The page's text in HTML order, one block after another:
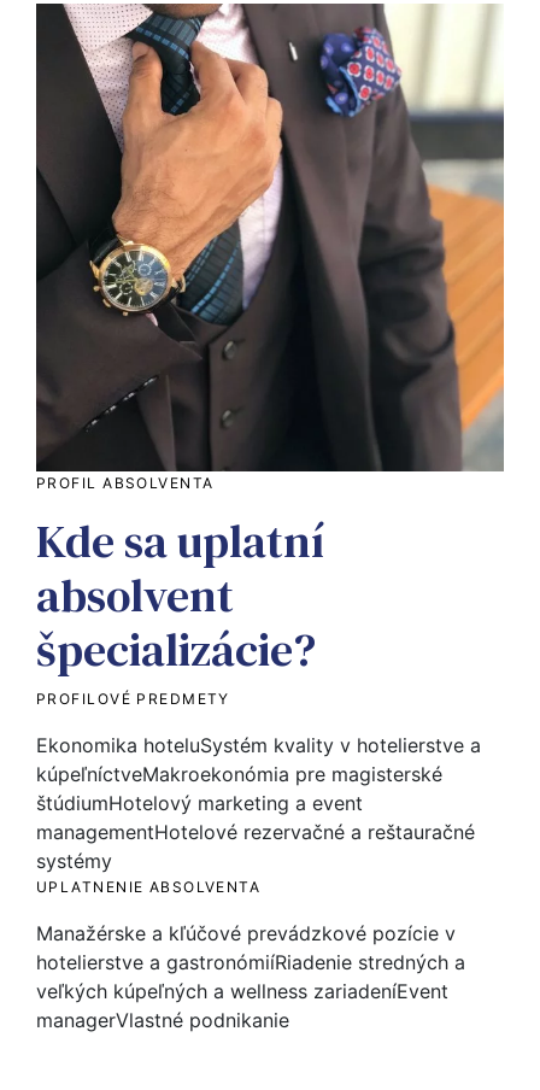
PROFIL ABSOLVENTA
Kde sa uplatní
absolvent
špecializácie?
PROFILOVÉ PREDMETY
Ekonomika hoteluSystém kvality v hotelierstve a
kúpeľníctveMakroekonómia pre magisterské
štúdiumHotelový marketing a event
managementHotelové rezervačné a reštauračné
systémy
UPLATNENIE ABSOLVENTA
Manažérske a kľúčové prevádzkové pozície v
hotelierstve a gastronómiíRiadenie stredných a
veľkých kúpeľných a wellness zariadeníEvent
managerVlastné podnikanie